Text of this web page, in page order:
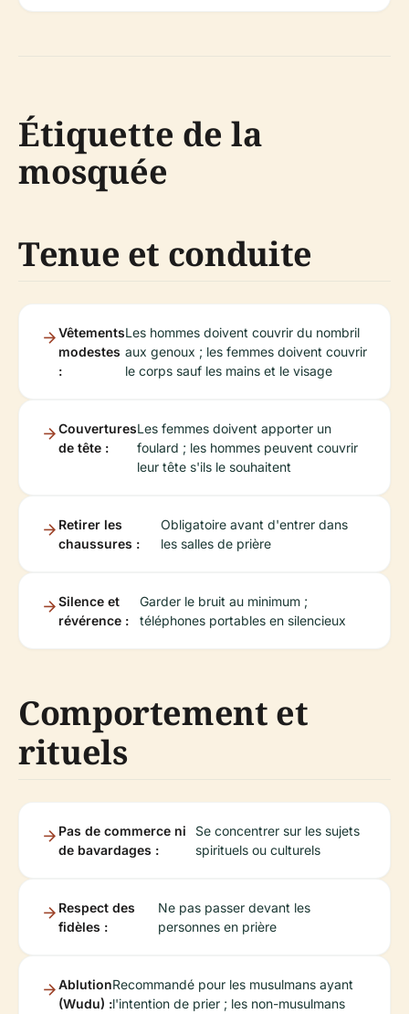
Étiquette de la
mosquée
Tenue et conduite
Vêtements
modestes
:
Les hommes doivent couvrir du nombril
aux genoux ; les femmes doivent couvrir
le corps sauf les mains et le visage
Couvertures
de tête :
Les femmes doivent apporter un
foulard ; les hommes peuvent couvrir
leur tête s'ils le souhaitent
Retirer les
chaussures :
Obligatoire avant d'entrer dans
les salles de prière
Silence et
révérence :
Garder le bruit au minimum ;
téléphones portables en silencieux
Comportement et
rituels
Pas de commerce ni
de bavardages :
Se concentrer sur les sujets
spirituels ou culturels
Respect des
fidèles :
Ne pas passer devant les
personnes en prière
Ablution
(Wudu) :
Recommandé pour les musulmans ayant
l'intention de prier ; les non-musulmans